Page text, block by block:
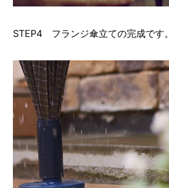
STEP4 フランジ傘立ての完成です。